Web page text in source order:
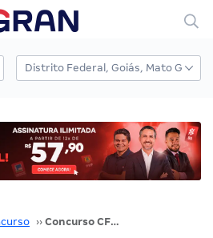
›› Concurso CFC: banca definida; inicial de até R$ 10 mil!